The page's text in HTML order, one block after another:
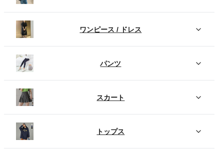
ワンピース / ドレス
パンツ
スカート
トップス